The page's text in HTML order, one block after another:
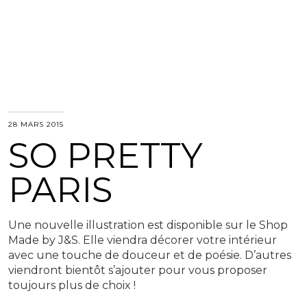
28 MARS 2015
SO PRETTY
PARIS
Une nouvelle illustration est disponible sur le Shop
Made by J&S. Elle viendra décorer votre intérieur
avec une touche de douceur et de poésie. D’autres
viendront bientôt s’ajouter pour vous proposer
toujours plus de choix !